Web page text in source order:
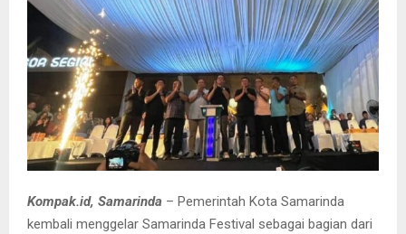
Kompak.id, Samarinda – Pemerintah Kota Samarinda
kembali menggelar Samarinda Festival sebagai bagian dari